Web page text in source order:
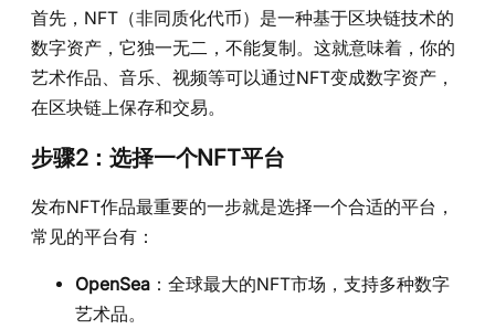
首先，NFT（非同质化代币）是一种基于区块链技术的
数字资产，它独一无二，不能复制。这就意味着，你的
艺术作品、音乐、视频等可以通过NFT变成数字资产，
在区块链上保存和交易。
步骤2：选择一个NFT平台
发布NFT作品最重要的一步就是选择一个合适的平台，
常见的平台有：
OpenSea ：全球最大的NFT市场，支持多种数字
艺术品。